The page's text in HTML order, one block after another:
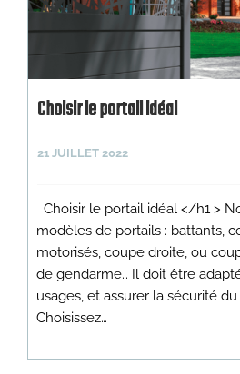
Choisir le portail idéal
21 JUILLET 2022
Choisir le portail idéal </h1 >
modèles de portails : battants,
motorisés, coupe droite, ou
de gendarme… Il doit être
usages, et assurer la sécurité du
Choisissez…